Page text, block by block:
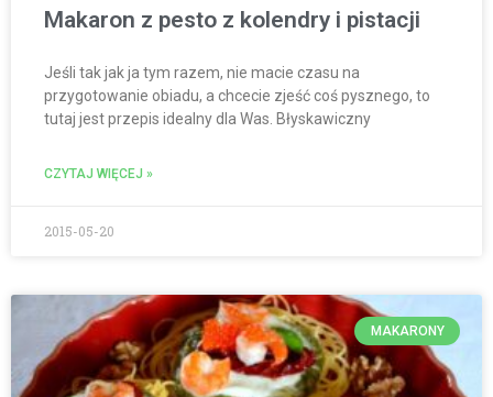
Makaron z pesto z kolendry i pistacji
Jeśli tak jak ja tym razem, nie macie czasu na
przygotowanie obiadu, a chcecie zjeść coś pysznego, to
tutaj jest przepis idealny dla Was. Błyskawiczny
CZYTAJ WIĘCEJ »
2015-05-20
MAKARONY